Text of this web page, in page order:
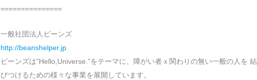
===============
一般社団法人ビーンズ
http://beanshelper.jp
ビーンズは”Hello,Universe.”をテーマに、障がい者ｘ関わりの無い一般の人を 結
びつけるための様々な事業を展開しています。